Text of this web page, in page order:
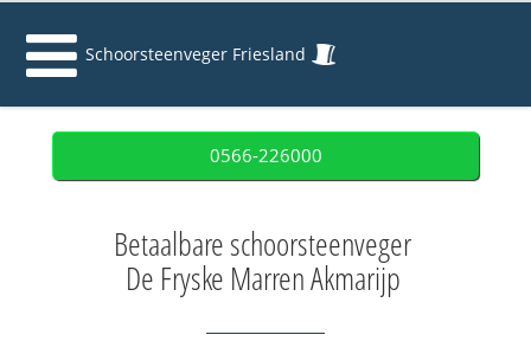
Schoorsteenveger Friesland
0566-226000
Betaalbare schoorsteenveger
De Fryske Marren Akmarijp